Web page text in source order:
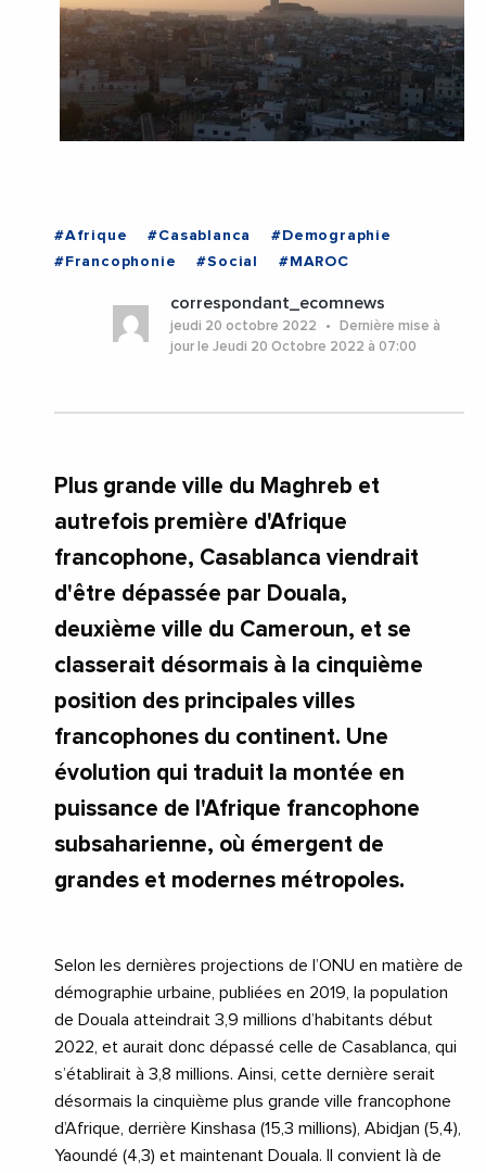
#Afrique #Casablanca
#Demographie
#Francophonie
#Social #MAROC
correspondant_ecomnews
jeudi 20 octobre 2022
Dernière mise à
jour le Jeudi 20 Octobre 2022 à 07:00
Plus grande ville du Maghreb et
autrefois première d'Afrique
francophone, Casablanca viendrait
d'être dépassée par Douala,
deuxième ville du Cameroun, et se
classerait désormais à la cinquième
position des principales villes
francophones du continent. Une
évolution qui traduit la montée en
puissance de l'Afrique francophone
subsaharienne, où émergent de
grandes et modernes métropoles.
Selon les dernières projections de l’ONU en matière de
démographie urbaine, publiées en 2019, la population
de Douala atteindrait 3,9 millions d’habitants début
2022, et aurait donc dépassé celle de Casablanca, qui
s’établirait à 3,8 millions. Ainsi, cette dernière serait
désormais la cinquième plus grande ville francophone
d’Afrique, derrière Kinshasa (15,3 millions), Abidjan (5,4),
Yaoundé (4,3) et maintenant Douala. Il convient là de